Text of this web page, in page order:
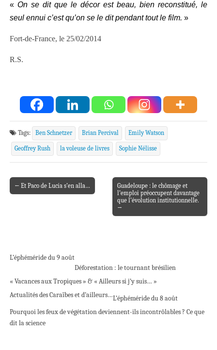
« On se dit que le décor est beau, bien reconstitué, le
seul ennui c’est qu’on se le dit pendant tout le film. »
Fort-de-France, le 25/02/2014
R.S.
Tags: Ben Schnetzer Brian Percival Emily Watson
Geoffrey Rush la voleuse de livres Sophie Nélisse
Post navigation
← Et Paco de Lucía s’en alla…
Guadeloupe : le chômage et
l’emploi préoccupent davantage
que l’évolution institutionnelle.
→
L’éphéméride du 9 août
Déforestation : le tournant brésilien
« Vacances aux Tropiques » & « Ailleurs si j’y suis… »
Actualités des Caraïbes et d’ailleurs…L’éphéméride du 8 août
Pourquoi les feux de végétation deviennent-ils incontrôlables ? Ce que
dit la science